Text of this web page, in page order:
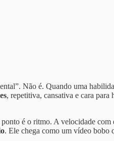
Não é. Quando uma
, repetitiva, cansativa e cara para
é o ritmo. A velocidade
. Ele chega como um vídeo